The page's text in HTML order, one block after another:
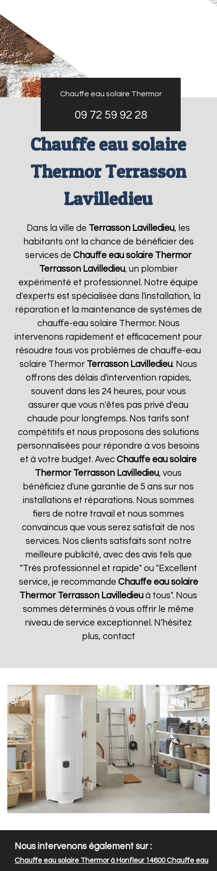
Chauffe eau solaire Thermor
09 72 59 92 28
Chauffe eau solaire
Thermor Terrasson
Lavilledieu
Dans la ville de Terrasson Lavilledieu, les
habitants ont la chance de bénéficier des
services deChauffe eau solaire Thermor
Terrasson Lavilledieu, un plombier
expérimenté et professionnel. Notre équipe
d'experts est spécialisée dans l'installation, la
réparation et la maintenance de systèmes de
chauffe-eau solaire Thermor. Nous
intervenons rapidement et efficacement pour
résoudre tous vos problèmes de chauffe-eau
solaire Thermor Terrasson Lavilledieu. Nous
offrons des délais d'intervention rapides,
souvent dans les 24 heures, pour vous
assurer que vous n'êtes pas privé d'eau
chaude pour longtemps. Nos tarifs sont
compétitifs et nous proposons des solutions
personnalisées pour répondre à vos besoins
et à votre budget. AvecChauffe eau solaire
Thermor Terrasson Lavilledieu, vous
bénéficiez d'une garantie de 5 ans sur nos
installations et réparations. Nous sommes
fiers de notre travail et nous sommes
convaincus que vous serez satisfait de nos
services. Nos clients satisfaits sont notre
meilleure publicité, avec des avis tels que
"Très professionnel et rapide" ou "Excellent
service, je recommande Chauffe eau solaire
Thermor Terrasson Lavilledieu à tous". Nous
sommes déterminés à vous offrir le même
niveau de service exceptionnel. N'hésitez
plus, contact
Nous intervenons également sur :
Chauffe eau solaire Thermor à Honfleur 14600Chauffe eau